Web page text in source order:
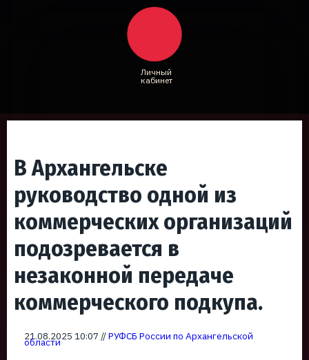
Личный
кабинет
В Архангельске
руководство одной из
коммерческих организаций
подозревается в
незаконной передаче
коммерческого подкупа.
21.08.2025 10:07 //РУФСБ России по Архангельской
области